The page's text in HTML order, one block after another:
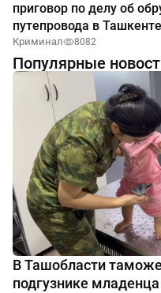
приговор по делу об
путепровода в Ташкенте
Криминал 8082
Популярные
В Ташобласти
подгузнике младенца